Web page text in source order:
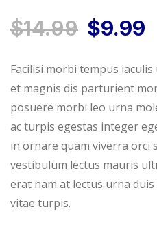
$14.99 O
p
r
e
ç
$9.99
p
r
e
ç
Facilisi morbi tempus
et magnis dis parturient
posuere morbi leo urna
ac turpis egestas integer
in ornare quam viverra orci
vestibulum lectus mauris
erat nam at lectus urna duis
vitae turpis.